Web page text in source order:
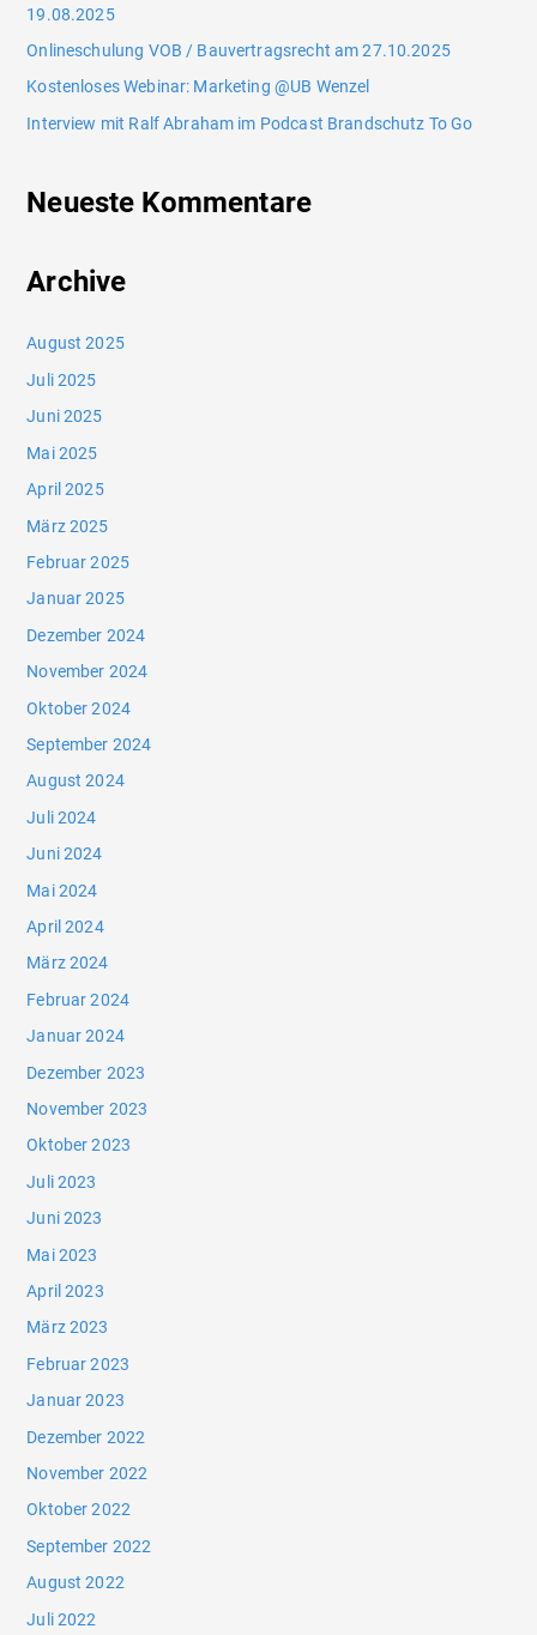
19.08.2025
Onlineschulung VOB / Bauvertragsrecht am 27.10.2025
Kostenloses Webinar: Marketing @UB Wenzel
Interview mit Ralf Abraham im Podcast Brandschutz To Go
Neueste Kommentare
Archive
August 2025
Juli 2025
Juni 2025
Mai 2025
April 2025
März 2025
Februar 2025
Januar 2025
Dezember 2024
November 2024
Oktober 2024
September 2024
August 2024
Juli 2024
Juni 2024
Mai 2024
April 2024
März 2024
Februar 2024
Januar 2024
Dezember 2023
November 2023
Oktober 2023
Juli 2023
Juni 2023
Mai 2023
April 2023
März 2023
Februar 2023
Januar 2023
Dezember 2022
November 2022
Oktober 2022
September 2022
August 2022
Juli 2022